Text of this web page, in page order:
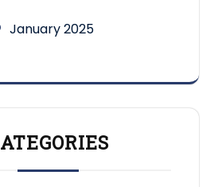
January 2025